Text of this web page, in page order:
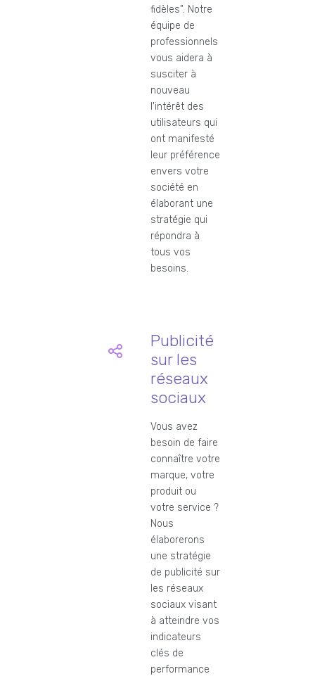
fidèles". Notre
équipe de
professionnels
vous aidera à
susciter à
nouveau
l'intérêt des
utilisateurs qui
ont manifesté
leur préférence
envers votre
société en
élaborant une
stratégie qui
répondra à
tous vos
besoins.
Publicité
sur les
réseaux
sociaux
Vous avez
besoin de faire
connaître votre
marque, votre
produit ou
votre service ?
Nous
élaborerons
une stratégie
de publicité sur
les réseaux
sociaux visant
à atteindre vos
indicateurs
clés de
performance